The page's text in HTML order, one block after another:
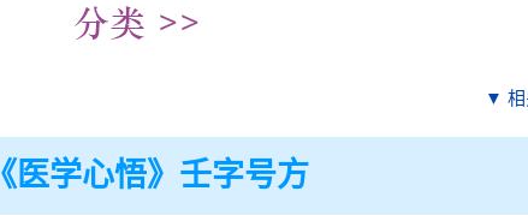
▼ 相
《医学心悟》壬字号方